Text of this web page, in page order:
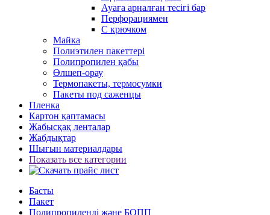
Ауаға арналған тесігі бар
Перфорациямен
С крючком
Майка
Полиэтилен пакеттері
Полипропилен қабы
Өлшеп-орау
Термопакеты, термосумки
Пакеты под саженцы
Пленка
Картон қаптамасы
Жабысқақ ленталар
Жабдықтар
Шығын материалдары
Показать все категории
Басты
Пакет
Полипропиленді және БОПП